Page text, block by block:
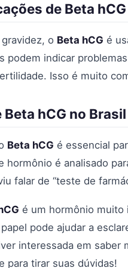
de Beta hCG
o Beta hCG é
podem indicar
Isso é muito
hCG no Brasil
Beta hCG é essencial
hormônio é analisado
falar de “teste de
é um hormônio muito
pode ajudar a
interessada em
para tirar suas dúvidas!